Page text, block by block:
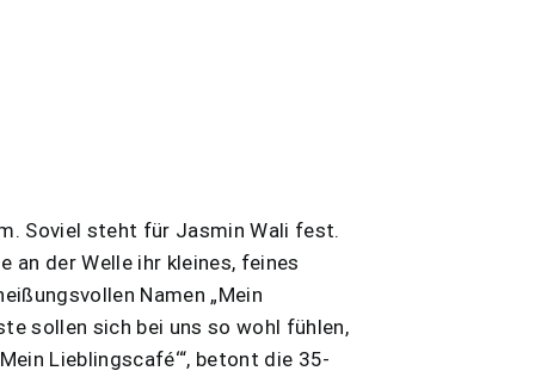
Soviel steht für Jasmin Wali fest.
der Welle ihr kleines, feines
Namen „Mein
sollen sich bei uns so wohl fühlen,
Lieblingscafé‘“, betont die 35-